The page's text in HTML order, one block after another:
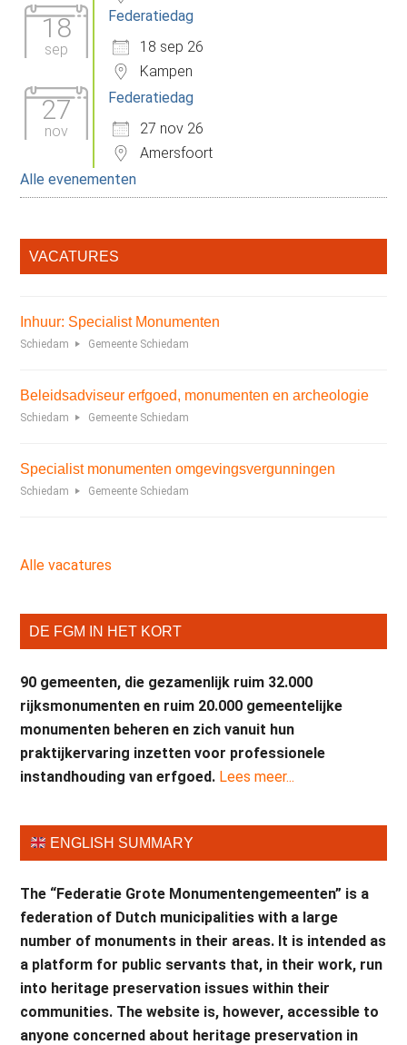
18
sep
Federatiedag
18 sep 26
Kampen
27
nov
Federatiedag
27 nov 26
Amersfoort
Alle evenementen
VACATURES
Inhuur: Specialist Monumenten
Schiedam Gemeente Schiedam
Beleidsadviseur erfgoed, monumenten en archeologie
Schiedam Gemeente Schiedam
Specialist monumenten omgevingsvergunningen
Schiedam Gemeente Schiedam
Alle vacatures
DE FGM IN HET KORT
90 gemeenten, die gezamenlijk ruim 32.000
rijksmonumenten en ruim 20.000 gemeentelijke
monumenten beheren en zich vanuit hun
praktijkervaring inzetten voor professionele
instandhouding van erfgoed. Lees meer...
ENGLISH SUMMARY
The “Federatie Grote Monumentengemeenten” is a
federation of Dutch municipalities with a large
number of monuments in their areas. It is intended as
a platform for public servants that, in their work, run
into heritage preservation issues within their
communities. The website is, however, accessible to
anyone concerned about heritage preservation in